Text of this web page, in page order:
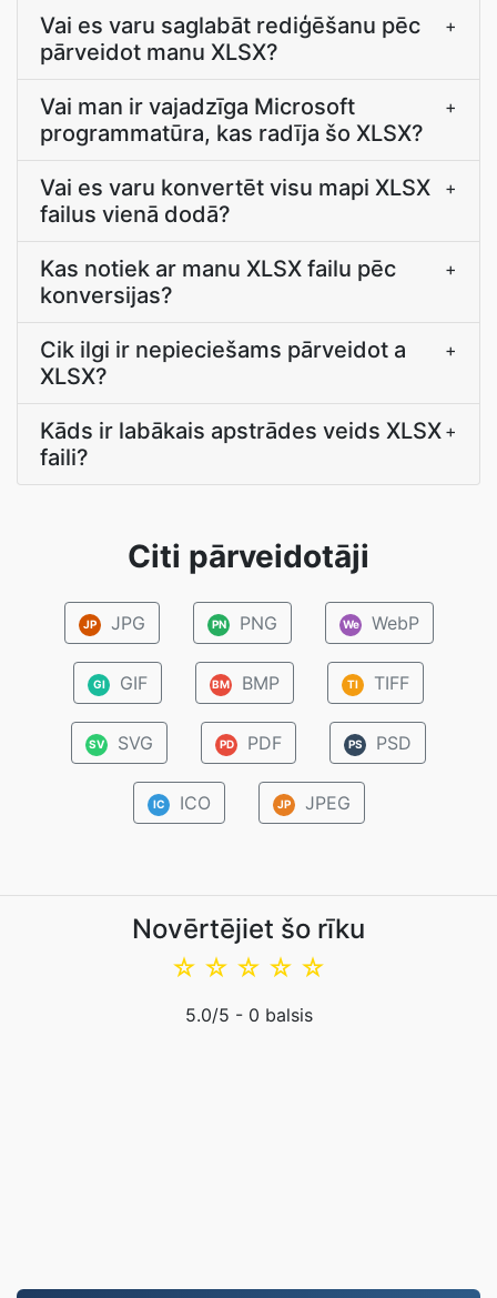
Vai es varu saglabāt rediģēšanu pēc
pārveidot manu XLSX?
+
Vai man ir vajadzīga Microsoft
programmatūra, kas radīja šo XLSX?
+
Vai es varu konvertēt visu mapi XLSX
failus vienā dodā?
+
Kas notiek ar manu XLSX failu pēc
konversijas?
+
Cik ilgi ir nepieciešams pārveidot a
XLSX?
+
Kāds ir labākais apstrādes veids XLSX
faili?
+
Citi pārveidotāji
JP JPG PN PNG We WebP
GI GIF BM BMP TI TIFF
SV SVG PD PDF PS PSD
IC ICO JP JPEG
Novērtējiet šo rīku
☆
☆
☆
☆
☆
5.0/5 - 0 balsis